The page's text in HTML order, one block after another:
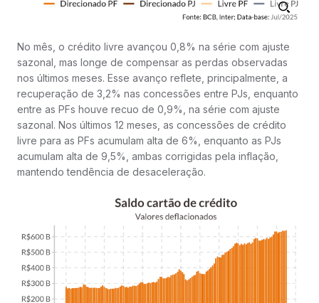
No mês, o crédito livre avançou 0,8% na série com ajuste
sazonal, mas longe de compensar as perdas observadas
nos últimos meses. Esse avanço reflete, principalmente, a
recuperação de 3,2% nas concessões entre PJs, enquanto
entre as PFs houve recuo de 0,9%, na série com ajuste
sazonal. Nos últimos 12 meses, as concessões de crédito
livre para as PFs acumulam alta de 6%, enquanto as PJs
acumulam alta de 9,5%, ambas corrigidas pela inflação,
mantendo tendência de desaceleração.